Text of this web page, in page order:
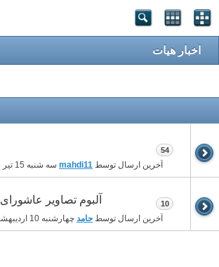
اخبار هیات
آخرین ارسال توسط mahdi11 سه شنبه 15 تیر 95
54
آلبوم تصاویر عاشورای 61هجری
آخرین ارسال توسط حامد چهارشنبه 10 اردیبهشت 93
10